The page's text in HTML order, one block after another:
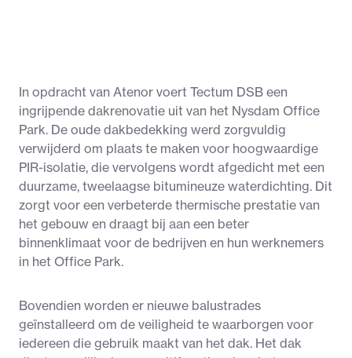
In opdracht van Atenor voert Tectum DSB een
ingrijpende dakrenovatie uit van het Nysdam Office
Park. De oude dakbedekking werd zorgvuldig
verwijderd om plaats te maken voor hoogwaardige
PIR-isolatie, die vervolgens wordt afgedicht met een
duurzame, tweelaagse bitumineuze waterdichting. Dit
zorgt voor een verbeterde thermische prestatie van
het gebouw en draagt bij aan een beter
binnenklimaat voor de bedrijven en hun werknemers
in het Office Park.
Bovendien worden er nieuwe balustrades
geïnstalleerd om de veiligheid te waarborgen voor
iedereen die gebruik maakt van het dak. Het dak